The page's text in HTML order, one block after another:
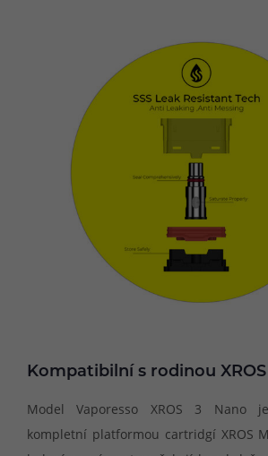
Kompatibilní s rodinou XROS
Model Vaporesso XROS 3 Nano
kompletní platformou cartridgí XROS